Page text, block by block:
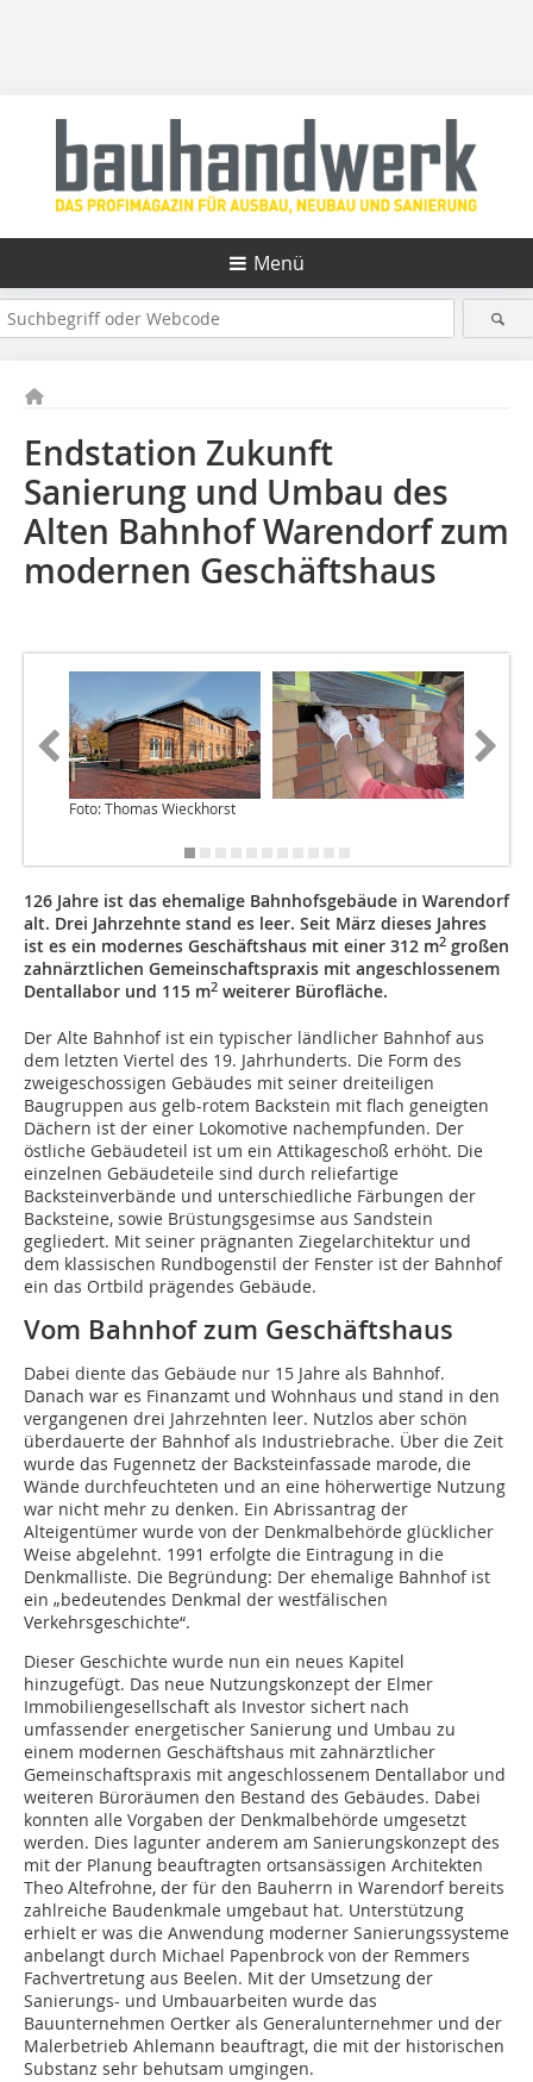
Menü
Endstation Zukunft
Sanierung und Umbau des
Alten Bahnhof Warendorf zum
modernen Geschäftshaus
Foto: Thomas Wieckhorst
126 Jahre ist das ehemalige Bahnhofsgebäude in Warendorf
alt. Drei Jahrzehnte stand es leer. Seit März dieses Jahres
ist es ein modernes Geschäftshaus mit einer 312 m2 großen
zahnärztlichen Gemeinschaftspraxis mit angeschlossenem
Dentallabor und 115 m2 weiterer Bürofläche.
Der Alte Bahnhof ist ein typischer ländlicher Bahnhof aus
dem letzten Viertel des 19. Jahrhunderts. Die Form des
zweigeschossigen Gebäudes mit seiner dreiteiligen
Baugruppen aus gelb-rotem Backstein mit flach geneigten
Dächern ist der einer Lokomotive nachempfunden. Der
östliche Gebäudeteil ist um ein Attikageschoß erhöht. Die
einzelnen Gebäudeteile sind durch reliefartige
Backsteinverbände und unterschiedliche Färbungen der
Backsteine, sowie Brüstungsgesimse aus Sandstein
gegliedert. Mit seiner prägnanten Ziegelarchitektur und
dem klassischen Rundbogenstil der Fenster ist der Bahnhof
ein das Ortbild prägendes Gebäude.
Vom Bahnhof zum Geschäftshaus
Dabei diente das Gebäude nur 15 Jahre als Bahnhof.
Danach war es Finanzamt und Wohnhaus und stand in den
vergangenen drei Jahrzehnten leer. Nutzlos aber schön
überdauerte der Bahnhof als Industriebrache. Über die Zeit
wurde das Fugennetz der Backsteinfassade marode, die
Wände durchfeuchteten und an eine höherwertige Nutzung
war nicht mehr zu denken. Ein Abrissantrag der
Alteigentümer wurde von der Denkmalbehörde glücklicher
Weise abgelehnt. 1991 erfolgte die Eintragung in die
Denkmalliste. Die Begründung: Der ehemalige Bahnhof ist
ein „bedeutendes Denkmal der westfälischen
Verkehrsgeschichte“.
Dieser Geschichte wurde nun ein neues Kapitel
hinzugefügt. Das neue Nutzungskonzept der Elmer
Immobiliengesellschaft als Investor sichert nach
umfassender energetischer Sanierung und Umbau zu
einem modernen Geschäftshaus mit zahnärztlicher
Gemeinschaftspraxis mit angeschlossenem Dentallabor und
weiteren Büroräumen den Bestand des Gebäudes. Dabei
konnten alle Vorgaben der Denkmalbehörde umgesetzt
werden. Dies lagunter anderem am Sanierungskonzept des
mit der Planung beauftragten ortsansässigen Architekten
Theo Altefrohne, der für den Bauherrn in Warendorf bereits
zahlreiche Baudenkmale umgebaut hat. Unterstützung
erhielt er was die Anwendung moderner Sanierungssysteme
anbelangt durch Michael Papenbrock von der Remmers
Fachvertretung aus Beelen. Mit der Umsetzung der
Sanierungs- und Umbauarbeiten wurde das
Bauunternehmen Oertker als Generalunternehmer und der
Malerbetrieb Ahlemann beauftragt, die mit der historischen
Substanz sehr behutsam umgingen.